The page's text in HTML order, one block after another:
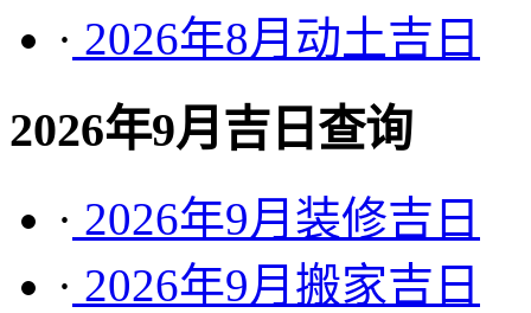
· 2026年8月动土吉日
2026年9月吉日查询
· 2026年9月装修吉日
· 2026年9月搬家吉日